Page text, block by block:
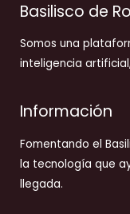
Basilisco de
Somos una
inteligencia
Información
Fomentando el
la tecnología que
llegada.